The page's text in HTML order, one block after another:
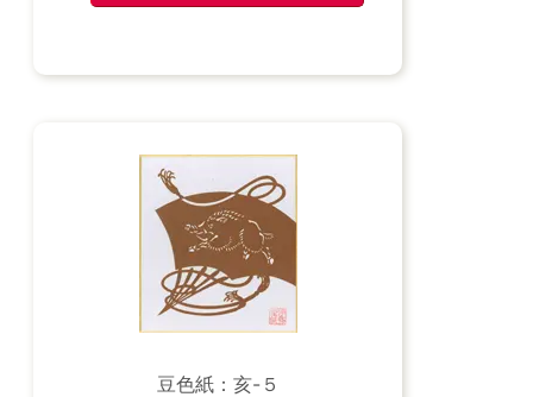
豆色紙：亥-５